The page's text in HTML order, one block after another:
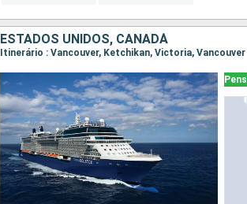
ESTADOS UNIDOS, CANADÁ
Itinerário : Vancouver, Ketchikan, Victoria, Vancouver